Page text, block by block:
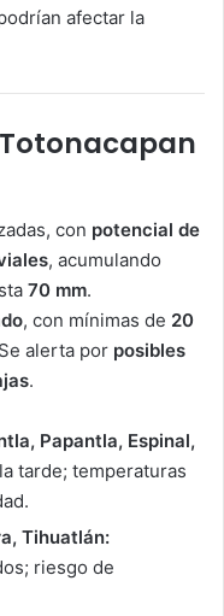
afectar la
con potencial de
, acumulando
70 mm.
, con mínimas de 20
alerta por posibles
.
Papantla, Espinal,
tarde; temperaturas
Tihuatlán:
riesgo de